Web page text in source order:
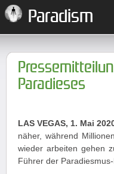
Paradism
Paradieses
LAS VEGAS, 1. Mai
näher, während
wieder arbeiten gehen
Führer der